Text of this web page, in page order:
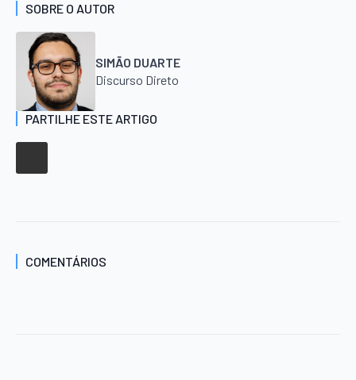
SOBRE O AUTOR
SIMÃO DUARTE
Discurso Direto
PARTILHE ESTE ARTIGO
COMENTÁRIOS